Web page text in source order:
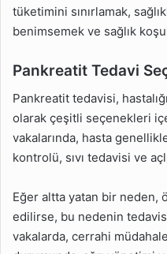
tüketimini sınırlamak,
benimsemek ve sağlık
Pankreatit Tedavi
Pankreatit tedavisi,
olarak çeşitli seçenekleri
vakalarında, hasta
kontrolü, sıvı tedavisi ve
Eğer altta yatan bir neden,
edilirse, bu nedenin
vakalarda, cerrahi